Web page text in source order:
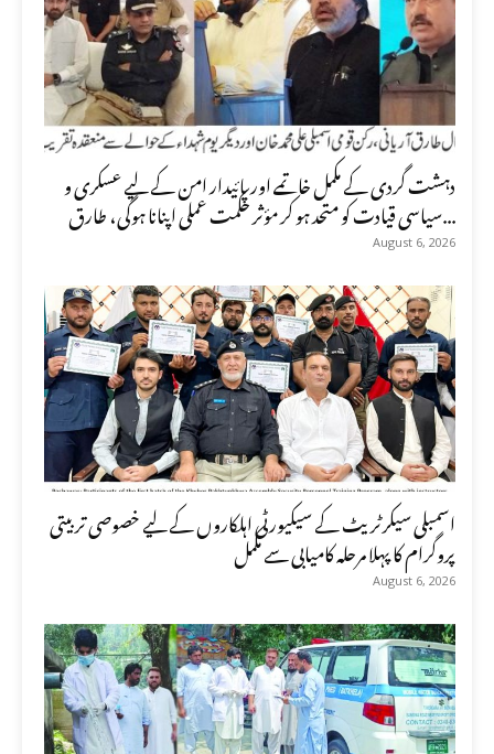
دہشت گردی کے مکمل خاتمے اور پائیدار امن کے لیے عسکری و
سیاسی قیادت کو متحد ہو کر مؤثر حکمت عملی اپنانا ہوگی، طارق...
August 6, 2026
اسمبلی سیکرٹریٹ کے سیکیورٹی اہلکاروں کے لیے خصوصی تربیتی
پروگرام کا پہلا مرحلہ کامیابی سے مکمل
August 6, 2026